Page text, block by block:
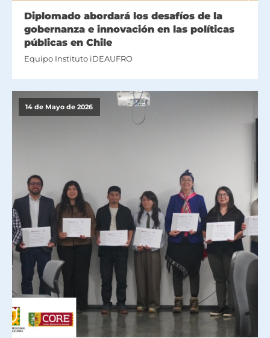
Diplomado abordará los desafíos de la
gobernanza e innovación en las políticas
públicas en Chile
Equipo Instituto iDEAUFRO
14 de Mayo de 2026